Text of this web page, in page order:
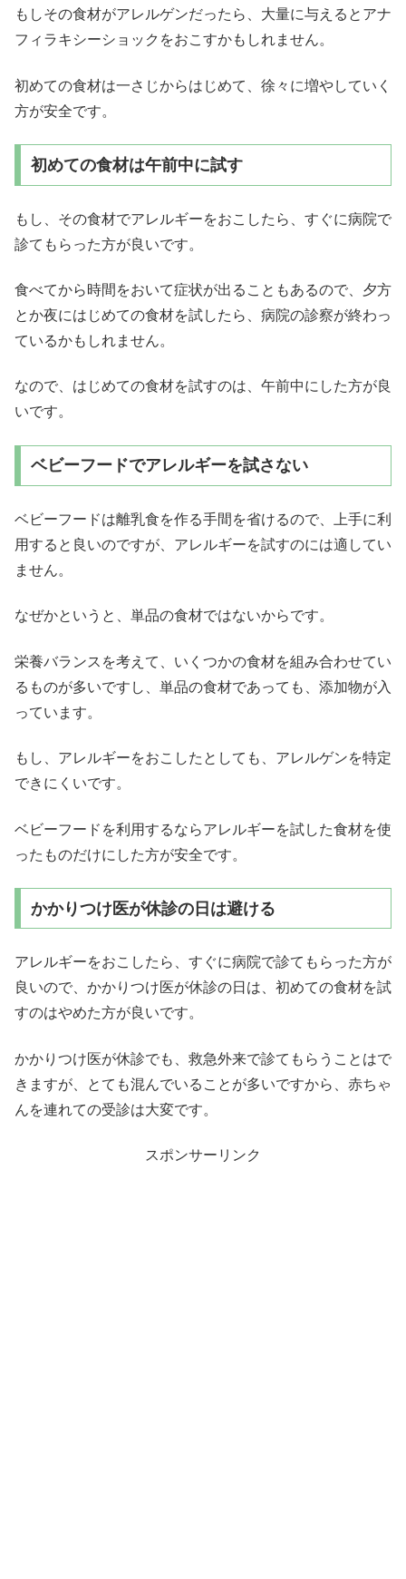
もしその食材がアレルゲンだったら、大量に与えるとアナ
フィラキシーショックをおこすかもしれません。
初めての食材は一さじからはじめて、徐々に増やしていく
方が安全です。
初めての食材は午前中に試す
もし、その食材でアレルギーをおこしたら、すぐに病院で
診てもらった方が良いです。
食べてから時間をおいて症状が出ることもあるので、夕方
とか夜にはじめての食材を試したら、病院の診察が終わっ
ているかもしれません。
なので、はじめての食材を試すのは、午前中にした方が良
いです。
ベビーフードでアレルギーを試さない
ベビーフードは離乳食を作る手間を省けるので、上手に利
用すると良いのですが、アレルギーを試すのには適してい
ません。
なぜかというと、単品の食材ではないからです。
栄養バランスを考えて、いくつかの食材を組み合わせてい
るものが多いですし、単品の食材であっても、添加物が入
っています。
もし、アレルギーをおこしたとしても、アレルゲンを特定
できにくいです。
ベビーフードを利用するならアレルギーを試した食材を使
ったものだけにした方が安全です。
かかりつけ医が休診の日は避ける
アレルギーをおこしたら、すぐに病院で診てもらった方が
良いので、かかりつけ医が休診の日は、初めての食材を試
すのはやめた方が良いです。
かかりつけ医が休診でも、救急外来で診てもらうことはで
きますが、とても混んでいることが多いですから、赤ちゃ
んを連れての受診は大変です。
スポンサーリンク